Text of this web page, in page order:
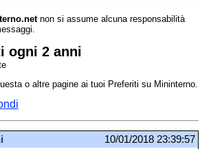
non si assume alcuna responsabilità
ogni 2 anni
o altre pagine ai tuoi Preferiti su Mininterno.
10/01/2018 23:39:57